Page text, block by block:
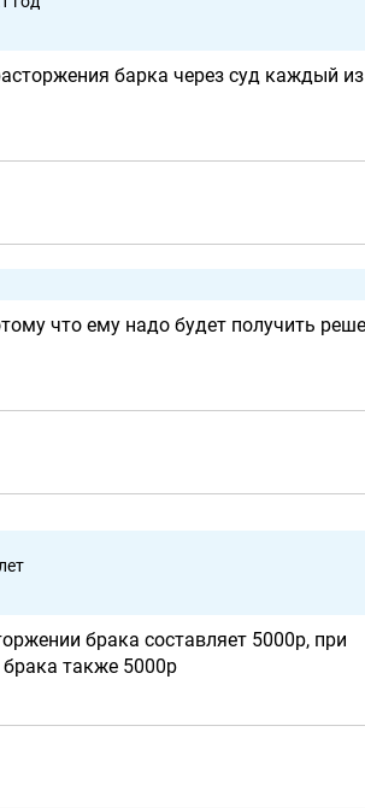
барка через суд каждый из
что ему надо будет получить
брака составляет 5000р, при
брака также 5000р